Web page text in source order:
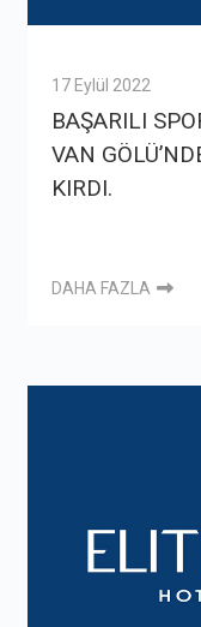
17 Eylül 2022
BAŞARILI
VAN
KIRDI.
DAHA FAZLA